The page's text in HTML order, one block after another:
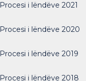
Procesi i lëndëve 2021
Procesi i lëndëve 2020
Procesi i lëndëve 2019
Procesi i lëndëve 2018